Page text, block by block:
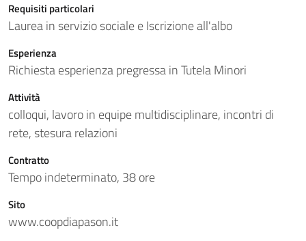
Requisiti particolari
Laurea in servizio sociale e Iscrizione all'albo
Esperienza
Richiesta esperienza pregressa in Tutela Minori
Attività
colloqui, lavoro in equipe multidisciplinare, incontri di
rete, stesura relazioni
Contratto
Tempo indeterminato, 38 ore
Sito
www.coopdiapason.it